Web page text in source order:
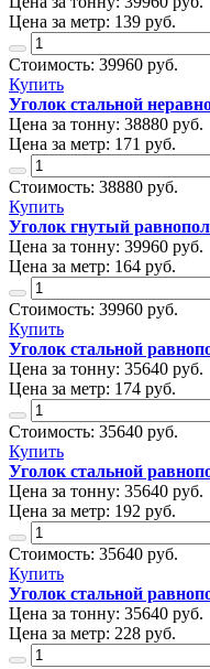
Цена за метр: 139 руб.
Стоимость: 39960 руб.
Купить
Уголок стальной
Цена за тонну: 38880 руб.
Цена за метр: 171 руб.
Стоимость: 38880 руб.
Купить
Уголок гнутый
Цена за тонну: 39960 руб.
Цена за метр: 164 руб.
Стоимость: 39960 руб.
Купить
Уголок стальной
Цена за тонну: 35640 руб.
Цена за метр: 174 руб.
Стоимость: 35640 руб.
Купить
Уголок стальной
Цена за тонну: 35640 руб.
Цена за метр: 192 руб.
Стоимость: 35640 руб.
Купить
Уголок стальной
Цена за тонну: 35640 руб.
Цена за метр: 228 руб.